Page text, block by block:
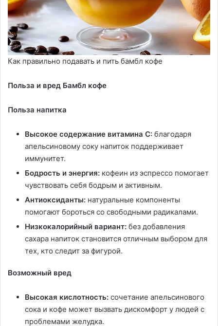
Как правильно подавать и пить бамбл кофе
Польза и вред Бамбл кофе
Польза напитка
Высокое содержание витамина C: благодаря
апельсиновому соку напиток поддерживает
иммунитет.
Бодрость и энергия: кофеин из эспрессо помогает
чувствовать себя бодрым и активным.
Антиоксиданты: натуральные компоненты
помогают бороться со свободными радикалами.
Низкокалорийный вариант: без добавления
сахара напиток становится отличным выбором для
тех, кто следит за фигурой.
Возможный вред
Высокая кислотность: сочетание апельсинового
сока и кофе может вызвать дискомфорт у людей с
проблемами желудка.